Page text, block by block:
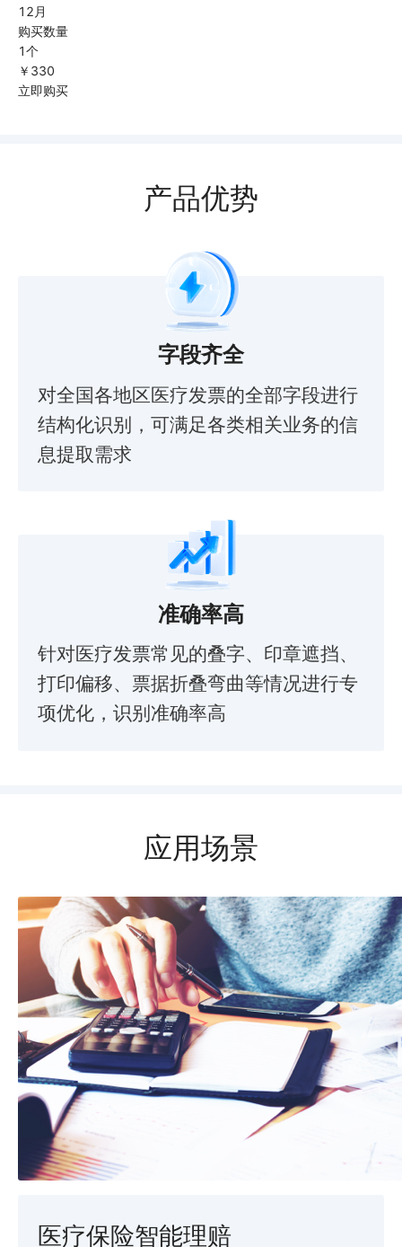
12月
购买数量
1个
￥ 330
立即购买
产品优势
字段齐全
对全国各地区医疗发票的全部字段进行
结构化识别，可满足各类相关业务的信
息提取需求
准确率高
针对医疗发票常见的叠字、印章遮挡、
打印偏移、票据折叠弯曲等情况进行专
项优化，识别准确率高
应用场景
医疗保险智能理赔